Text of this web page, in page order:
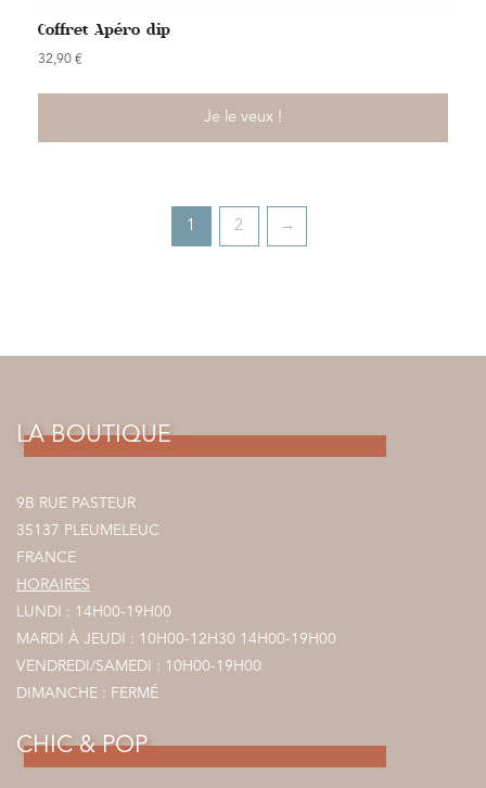
Coffret Apéro dip
32,90 €
Je le veux !
1 2 →
LA BOUTIQUE
9B RUE PASTEUR
35137 PLEUMELEUC
FRANCE
HORAIRES
LUNDI : 14H00-19H00
MARDI À JEUDI : 10H00-12H30 14H00-19H00
VENDREDI/SAMEDI : 10H00-19H00
DIMANCHE : FERMÉ
CHIC & POP